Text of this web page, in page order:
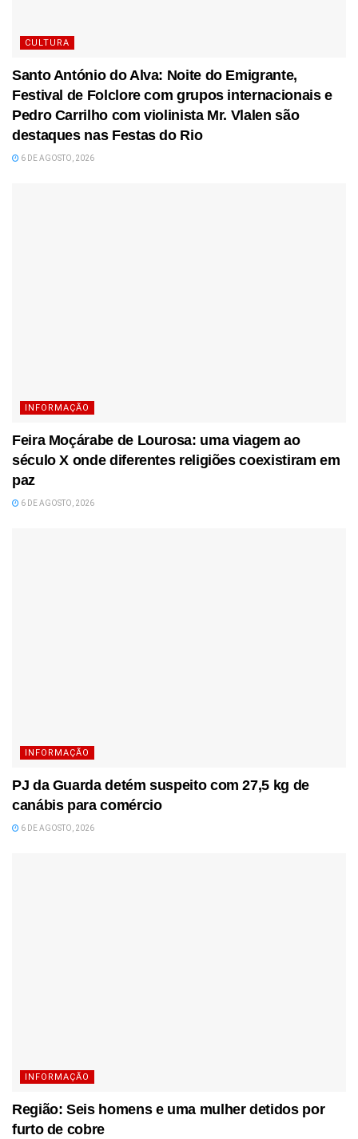
CULTURA
Santo António do Alva: Noite do Emigrante,
Festival de Folclore com grupos internacionais e
Pedro Carrilho com violinista Mr. Vlalen são
destaques nas Festas do Rio
6 DE AGOSTO, 2026
INFORMAÇÃO
Feira Moçárabe de Lourosa: uma viagem ao
século X onde diferentes religiões coexistiram em
paz
6 DE AGOSTO, 2026
INFORMAÇÃO
PJ da Guarda detém suspeito com 27,5 kg de
canábis para comércio
6 DE AGOSTO, 2026
INFORMAÇÃO
Região: Seis homens e uma mulher detidos por
furto de cobre